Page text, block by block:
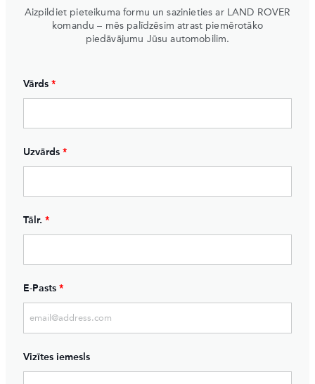
Aizpildiet pieteikuma formu un sazinieties ar LAND ROVER
komandu – mēs palīdzēsim atrast piemērotāko
piedāvājumu Jūsu automobilim.
Vārds *
Uzvārds *
Tālr. *
E-Pasts *
Vizītes iemesls